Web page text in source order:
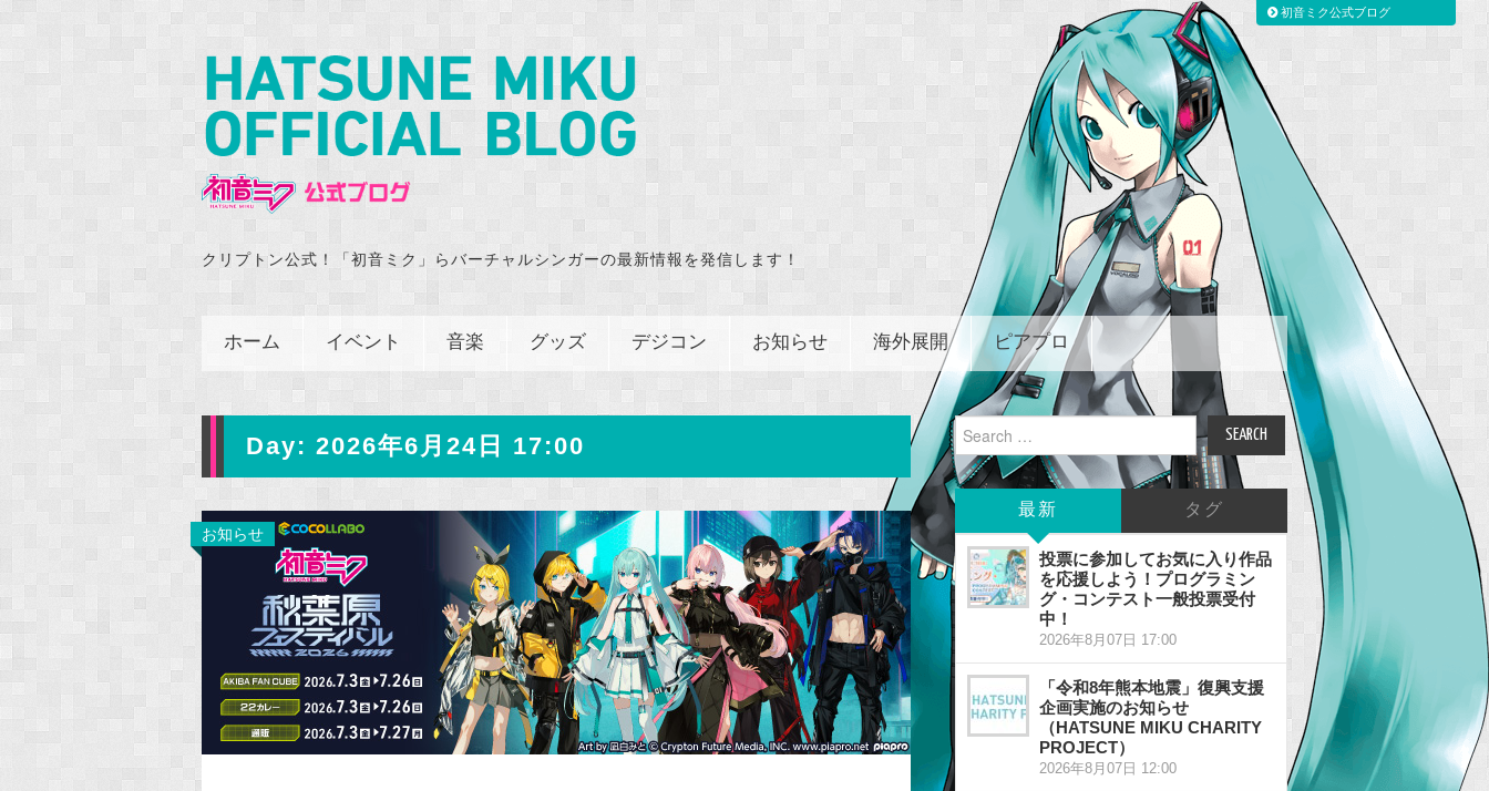
クリプトン公式！「初音ミク」らバーチャルシンガーの最新情報を発信します！
ホーム イベント 音楽 グッズ デジコン お知らせ 海外展開 ピアプロ
Day: 2026年6月24日 17:00
お知らせ
Search
for:
最新 タグ
投票に参加してお気に入り作品
を応援しよう！プログラミン
グ・コンテスト一般投票受付
中！
2026年8月07日 17:00
「令和8年熊本地震」復興支援
企画実施のお知らせ
（HATSUNE MIKU CHARITY
PROJECT）
2026年8月07日 12:00
初音ミク公式ブログ